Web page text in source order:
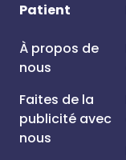
Patient
À propos de
nous
Faites de la
publicité avec
nous